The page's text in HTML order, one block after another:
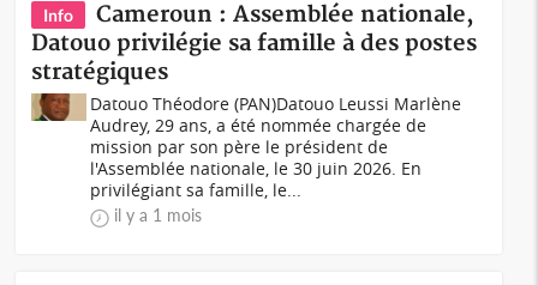
Info
Cameroun : Assemblée nationale,
Datouo privilégie sa famille à des postes
stratégiques
Datouo Théodore (PAN)Datouo Leussi Marlène
Audrey, 29 ans, a été nommée chargée de
mission par son père le président de
l'Assemblée nationale, le 30 juin 2026. En
privilégiant sa famille, le...
il y a 1 mois